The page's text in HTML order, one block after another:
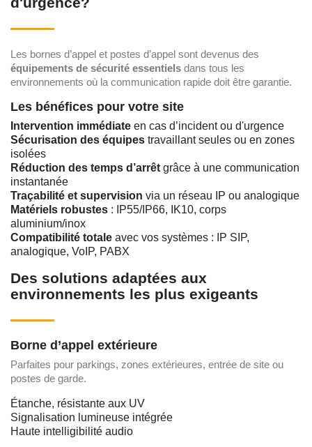
Les bornes d’appel et postes d’appel sont devenus des
équipements de sécurité essentiels dans tous les
environnements où la communication rapide doit être garantie.
Les bénéfices pour votre site
Intervention immédiate en cas d’incident ou d'urgence
Sécurisation des équipes travaillant seules ou en zones
isolées
Réduction des temps d’arrêt grâce à une communication
instantanée
Traçabilité et supervision via un réseau IP ou analogique
Matériels robustes : IP55/IP66, IK10, corps
aluminium/inox
Compatibilité totale avec vos systèmes : IP SIP,
analogique, VoIP, PABX
Des solutions adaptées aux
environnements les plus exigeants
Borne d’appel extérieure
Parfaites pour parkings, zones extérieures, entrée de site ou
postes de garde.
Étanche, résistante aux UV
Signalisation lumineuse intégrée
Haute intelligibilité audio